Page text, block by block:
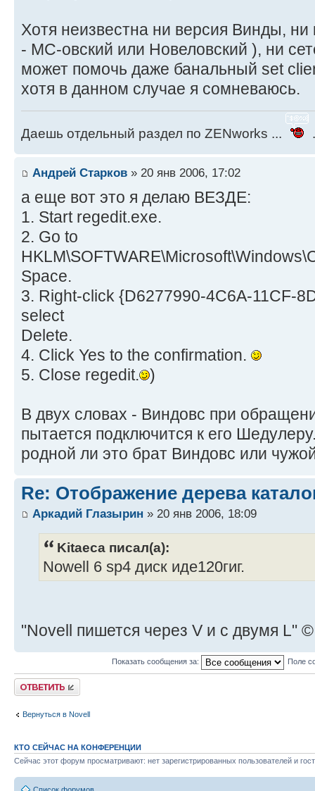
Хотя неизвестна ни версия Винды, ни
- МС-овский или Новеловский ), ни
может помочь даже банальный set
хотя в данном случае я сомневаюсь.
Даешь отдельный раздел по ZENworks ...
Андрей Старков » 20 янв 2006, 17:02
а еще вот это я делаю ВЕЗДЕ:
1. Start regedit.exe.
2. Go to
Space.
3. Right-click {D6277990-4C6A-11CF-
select
Delete.
4. Click Yes to the confirmation.
5. Close regedit.
)
В двух словах - Виндовс при
пытается подключится к его
родной ли это брат Виндовс или
Re: Отображение дерева
Аркадий Глазырин » 20 янв 2006, 18:09
Kitaeca писал(а):
Nowell 6 sp4 диск иде120гиг.
"Novell пишется через V и с двумя L" ©
Показать сообщения за: Поле
Ответить
Вернуться в Novell
КТО СЕЙЧАС НА КОНФЕРЕНЦИИ
Сейчас этот форум просматривают: нет зарегистрированных пользователей и